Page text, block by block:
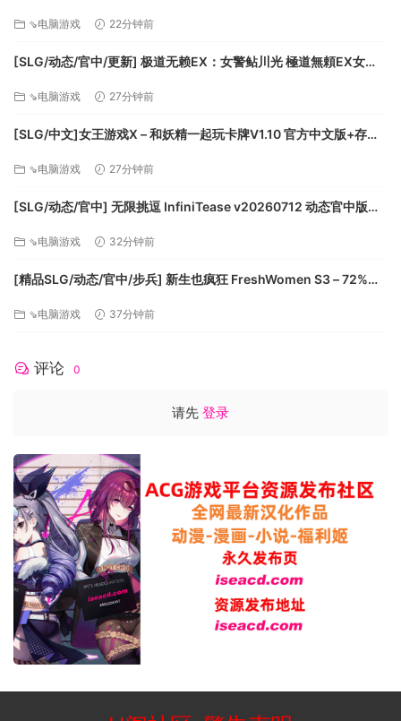
⇘电脑游戏 22分钟前
[SLG/动态/官中/更新] 极道无赖EX：女警鲇川光 極道無頼EX女
态官中版 [2.3G]
⇘电脑游戏 27分钟前
[SLG/中文]女王游戏X – 和妖精一起玩卡牌V1.10 官方中文版+存档
⇘电脑游戏 27分钟前
[SLG/动态/官中] 无限挑逗 InfiniTease v20260712 动态官中版
⇘电脑游戏 32分钟前
[精品SLG/动态/官中/步兵] 新生也疯狂 FreshWomen S3 – 72%
⇘电脑游戏 37分钟前
评论 0
请先 登录